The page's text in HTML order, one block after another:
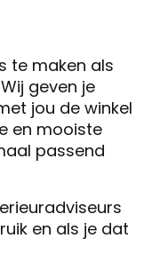
te maken als
geven je
jou de winkel
en mooiste
passend
en als je dat